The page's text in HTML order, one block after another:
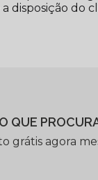
disposição do
QUE
grátis agora